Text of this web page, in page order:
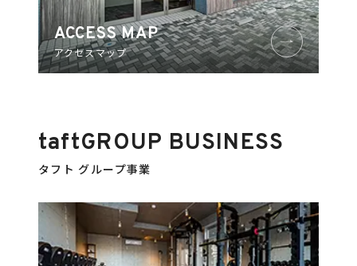
ACCESS MAP
アクセスマップ
taftGROUP BUSINESS
タフト グループ事業